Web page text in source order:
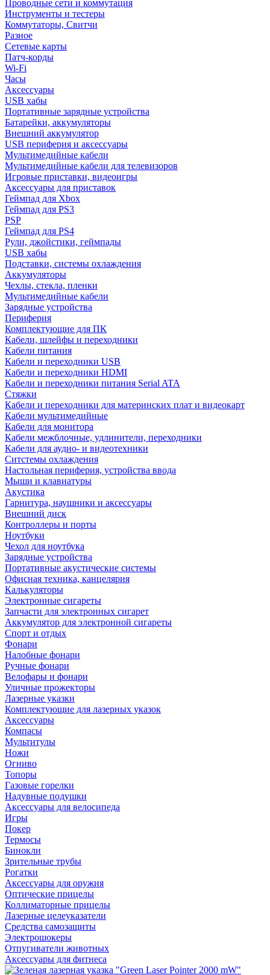
Проводные сети и коммутация
Инструменты и тестеры
Коммутаторы, Свитчи
Разное
Сетевые карты
Патч-корды
Wi-Fi
Часы
Аксессуары
USB хабы
Портативные зарядные устройства
Батарейки, аккумуляторы
Внешний аккумулятор
USB периферия и аксессуары
Мультимедийные кабели
Мультимедийные кабели для телевизоров
Игровые приставки, видеоигры
Аксессуары для приставок
Геймпад для Xbox
Геймпад для PS3
PSP
Геймпад для PS4
Рули, джойстики, геймпады
USB хабы
Подставки, системы охлаждения
Аккумуляторы
Чехлы, стекла, пленки
Мультимедийные кабели
Зарядные устройства
Периферия
Комплектующие для ПК
Кабели, шлейфы и переходники
Кабели питания
Кабели и переходники USB
Кабели и переходники HDMI
Кабели и переходники питания Serial ATA
Стяжки
Кабели и переходники для материнских плат и видеокарт
Кабели мультимедийные
Кабели для монитора
Кабели межблочные, удлинители, переходники
Кабели для аудио- и видеотехники
Ситстемы охлаждения
Настольная периферия, устройства ввода
Мыши и клавиатуры
Акустика
Гарнитура, наушники и аксессуары
Внешний диск
Контроллеры и порты
Ноутбуки
Чехол для ноутбука
Зарядные устройства
Портативные акустические системы
Офисная техника, канцелярия
Калькуляторы
Электронные сигареты
Запчасти для электронных сигарет
Аккумулятор для электронной сигареты
Спорт и отдых
Фонари
Налобные фонари
Ручные фонари
Велофары и фонари
Уличные прожекторы
Лазерные указки
Комплектующие для лазерных указок
Аксессуары
Компасы
Мультитулы
Ножи
Огниво
Топоры
Газовые горелки
Надувные подушки
Аксессуары для велосипеда
Игры
Покер
Термосы
Бинокли
Зрительные трубы
Рогатки
Аксессуары для оружия
Оптические прицелы
Коллиматорные прицелы
Лазерные целеуказатели
Средства самозащиты
Электрошокеры
Отпугиватели животных
Аксессуары для фитнеса